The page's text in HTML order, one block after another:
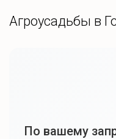
Агроусадьбы в
По вашему